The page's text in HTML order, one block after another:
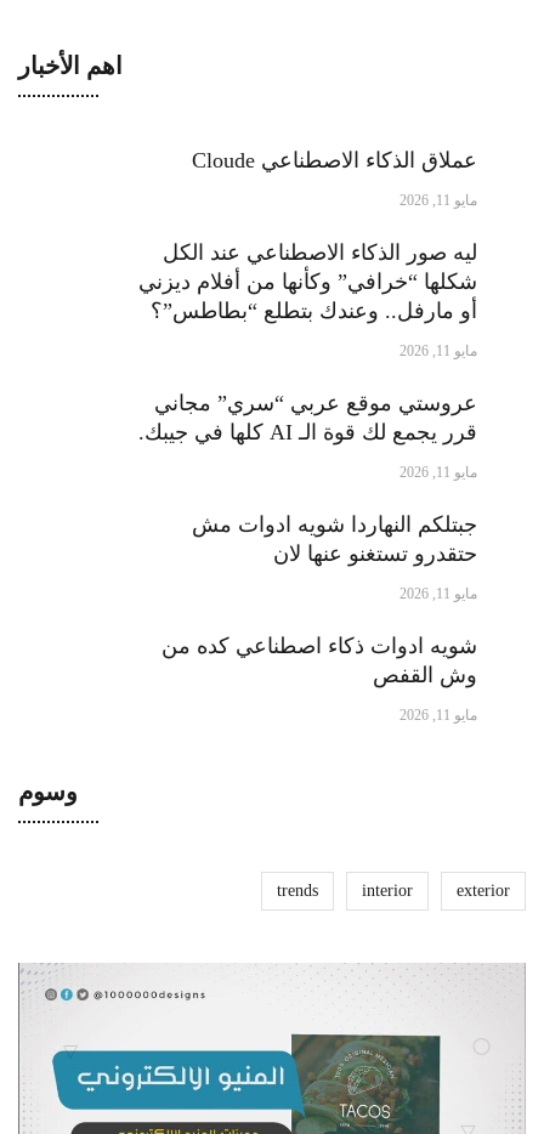
اهم الأخبار
عملاق الذكاء الاصطناعي Cloude
مايو 11, 2026
ليه صور الذكاء الاصطناعي عند الكل
شكلها “خرافي” وكأنها من أفلام ديزني
أو مارفل.. وعندك بتطلع “بطاطس”؟
مايو 11, 2026
عروستي موقع عربي “سري” مجاني
قرر يجمع لك قوة الـ AI كلها في جيبك.
مايو 11, 2026
جبتلكم النهاردا شويه ادوات مش
حتقدرو تستغنو عنها لان
مايو 11, 2026
شويه ادوات ذكاء اصطناعي كده من
وش القفص
مايو 11, 2026
وسوم
exterior
interior
trends